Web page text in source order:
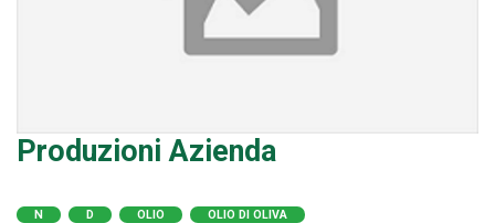
Produzioni Azienda
N D OLIO OLIO DI OLIVA